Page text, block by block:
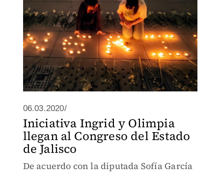
06.03.2020/
Iniciativa Ingrid y Olimpia
llegan al Congreso del Estado
de Jalisco
De acuerdo con la diputada Sofía García